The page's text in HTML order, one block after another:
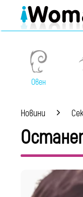
Овен
Новини